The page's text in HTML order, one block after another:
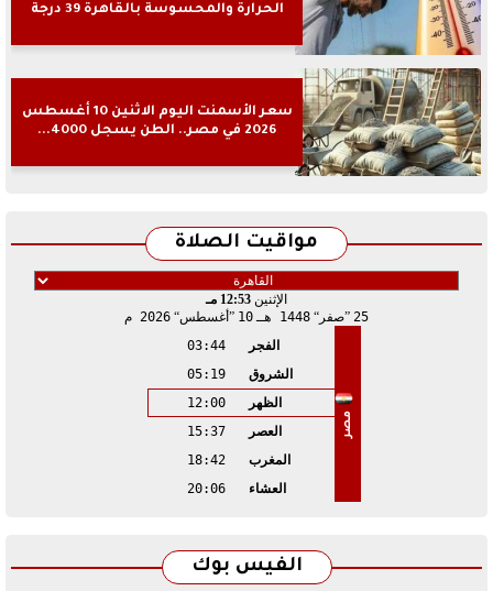
الحرارة والمحسوسة بالقاهرة 39 درجة
سعر الأسمنت اليوم الاثنين 10 أغسطس
2026 في مصر.. الطن يسجل 4000...
مواقيت الصلاة
الإثنين 12:53 مـ
25
صفر 1448 هـ 10 أغسطس 2026 م
مصر
الفجر
03:44
الشروق
05:19
الظهر
12:00
العصر
15:37
المغرب
18:42
العشاء
20:06
الفيس بوك